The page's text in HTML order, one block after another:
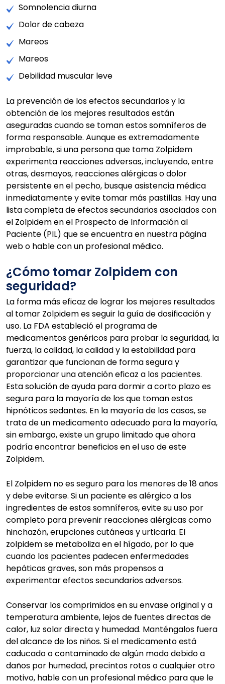
Somnolencia diurna
Dolor de cabeza
Mareos
Mareos
Debilidad muscular leve
La prevención de los efectos secundarios y la
obtención de los mejores resultados están
aseguradas cuando se toman estos somníferos de
forma responsable. Aunque es extremadamente
improbable, si una persona que toma Zolpidem
experimenta reacciones adversas, incluyendo, entre
otras, desmayos, reacciones alérgicas o dolor
persistente en el pecho, busque asistencia médica
inmediatamente y evite tomar más pastillas. Hay una
lista completa de efectos secundarios asociados con
el Zolpidem en el Prospecto de Información al
Paciente (PIL) que se encuentra en nuestra página
web o hable con un profesional médico.
¿Cómo tomar Zolpidem con
seguridad?
La forma más eficaz de lograr los mejores resultados
al tomar Zolpidem es seguir la guía de dosificación y
uso. La FDA estableció el programa de
medicamentos genéricos para probar la seguridad, la
fuerza, la calidad, la calidad y la estabilidad para
garantizar que funcionan de forma segura y
proporcionar una atención eficaz a los pacientes.
Esta solución de ayuda para dormir a corto plazo es
segura para la mayoría de los que toman estos
hipnóticos sedantes. En la mayoría de los casos, se
trata de un medicamento adecuado para la mayoría,
sin embargo, existe un grupo limitado que ahora
podría encontrar beneficios en el uso de este
Zolpidem.
El Zolpidem no es seguro para los menores de 18 años
y debe evitarse. Si un paciente es alérgico a los
ingredientes de estos somníferos, evite su uso por
completo para prevenir reacciones alérgicas como
hinchazón, erupciones cutáneas y urticaria. El
zolpidem se metaboliza en el hígado, por lo que
cuando los pacientes padecen enfermedades
hepáticas graves, son más propensos a
experimentar efectos secundarios adversos.
Conservar los comprimidos en su envase original y a
temperatura ambiente, lejos de fuentes directas de
calor, luz solar directa y humedad. Manténgalos fuera
del alcance de los niños. Si el medicamento está
caducado o contaminado de algún modo debido a
daños por humedad, precintos rotos o cualquier otro
motivo, hable con un profesional médico para que le